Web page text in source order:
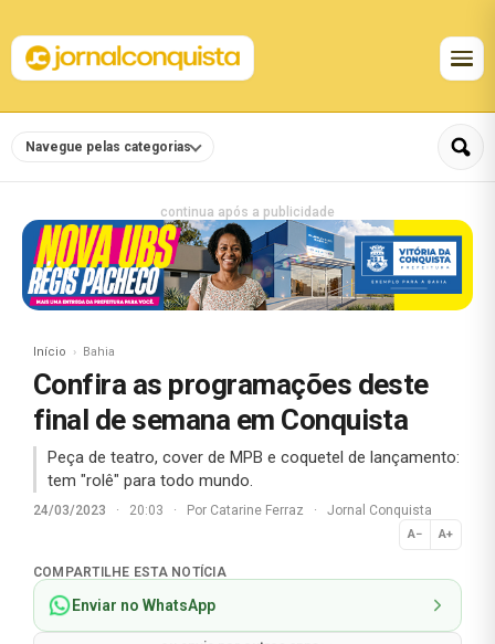
Navegue pelas categorias
continua após a publicidade
Início Bahia
Confira as programações deste
final de semana em Conquista
Peça de teatro, cover de MPB e coquetel de lançamento:
tem "rolê" para todo mundo.
24/03/2023 · 20:03 · Por Catarine Ferraz · Jornal Conquista
A− A+
Normal
COMPARTILHE ESTA NOTÍCIA
Enviar no WhatsApp